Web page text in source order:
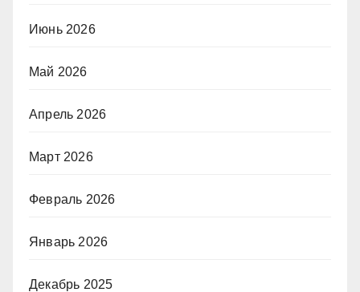
Июнь 2026
Май 2026
Апрель 2026
Март 2026
Февраль 2026
Январь 2026
Декабрь 2025